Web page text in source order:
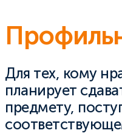
Для тех, кому
планирует
предмету,